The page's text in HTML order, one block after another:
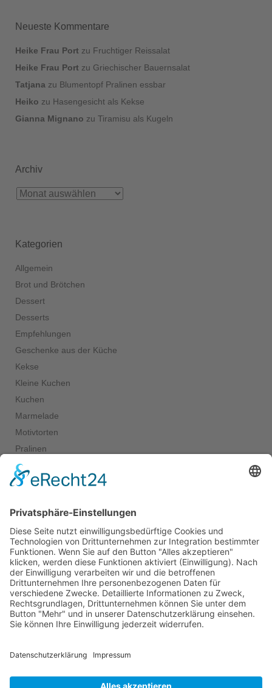
Neueste Kommentare
Heike Frau Port zu Fruchtiger Reissalat
Heike Frau Port zu Griechischer Bauernsalat
Tatjana zu Blumentopf Pralinen essbar
Heiko zu Hasengesicht als Kekse
Gianna Mignano zu Tiramisu als Kugeln
Archiv
Kategorien
Allgemein
Brot und Brötchen
Dessert
Desserts
Empfehlungen
Geschenke aus der Küche
Kekse
Kleine Kuchen
Kuchen
Marmelade
Motivtorten
Pralinen
Salate
Salziges
start_torte
Torten
Weihnachtskekse
Hier dürfen Sie ein wenig stöbern